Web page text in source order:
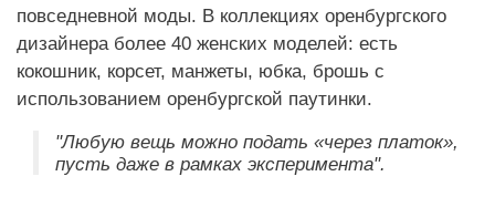
повседневной моды. В коллекциях оренбургского
дизайнера более 40 женских моделей: есть
кокошник, корсет, манжеты, юбка, брошь с
использованием оренбургской паутинки.
"Любую вещь можно подать «через платок»,
пусть даже в рамках эксперимента".